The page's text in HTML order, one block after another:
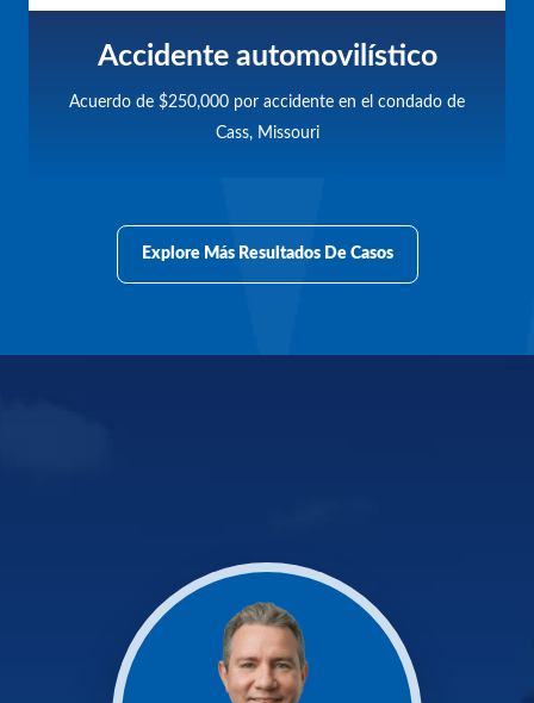
Accidente automovilístico
Acuerdo de $250,000 por accidente en el condado de
Cass, Missouri
Explore Más Resultados De Casos